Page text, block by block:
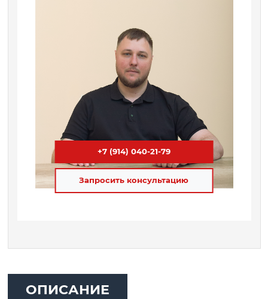
+7 (914) 040-21-79
Запросить консультацию
ОПИСАНИЕ